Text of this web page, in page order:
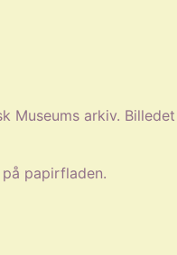
Museums arkiv. Billedet
papirfladen.